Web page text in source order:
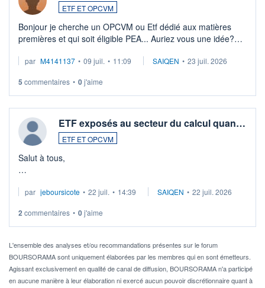
ETF ET OPCVM
Bonjour je cherche un OPCVM ou Etf dédié aux matières
premières et qui soit éligible PEA... Auriez vous une idée?
par M4141137 • 09 juil. • 11:09 SAIQEN • 23 juil. 2026
5 commentaires • 0j'aime
ETF exposés au secteur du calcul quan…
ETF ET OPCVM
Salut à tous,
via un ETF plutôt que des actions individuelles.
Idéalement, je voudrais qu'il soit éligible au PEA.
Pour l' ...
par jeboursicote • 22 juil. • 14:39 SAIQEN • 22 juil. 2026
2 commentaires • 0j'aime
L'ensemble des analyses et/ou recommandations présentes sur le forum
BOURSORAMA sont uniquement élaborées par les membres qui en sont émetteurs.
Agissant exclusivement en qualité de canal de diffusion, BOURSORAMA n'a participé
en aucune manière à leur élaboration ni exercé aucun pouvoir discrétionnaire quant à